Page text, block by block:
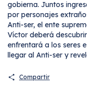
gobierna. Juntos
por personajes
Anti-ser, el ente
Víctor deberá
enfrentará a los seres
llegar al Anti-ser y
Compartir